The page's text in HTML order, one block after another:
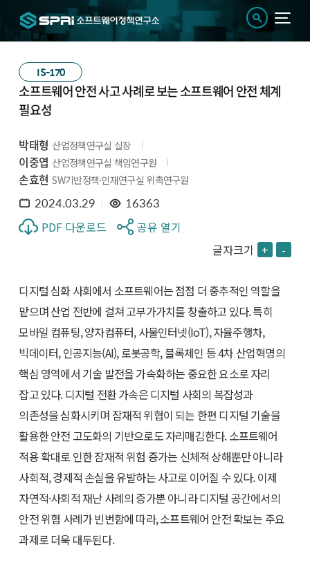
IS-170
소프트웨어 안전 사고 사례로 보는 소프트웨어 안전 체계
필요성
박태형 산업정책연구실 실장
이중엽 산업정책연구실 책임연구원
손효현 SW기반정책·인재연구실 위촉연구원
2024.03.29 16363
PDF 다운로드
공유 열기
글자크기 + -
디지털 심화 사회에서 소프트웨어는 점점 더 중추적인 역할을
맡으며 산업 전반에 걸쳐 고부가가치를 창출하고 있다. 특히
모바일 컴퓨팅, 양자컴퓨터, 사물인터넷(IoT), 자율주행차,
빅데이터, 인공지능(AI), 로봇공학, 블록체인 등 4차 산업혁명의
핵심 영역에서 기술 발전을 가속화하는 중요한 요소로 자리
잡고 있다. 디지털 전환 가속은 디지털 사회의 복잡성과
의존성을 심화시키며 잠재적 위협이 되는 한편 디지털 기술을
활용한 안전 고도화의 기반으로도 자리매김한다. 소프트웨어
적용 확대로 인한 잠재적 위험 증가는 신체적 상해뿐만 아니라
사회적, 경제적 손실을 유발하는 사고로 이어질 수 있다. 이제
자연적·사회적 재난 사례의 증가뿐 아니라 디지털 공간에서의
안전 위협 사례가 빈번함에 따라, 소프트웨어 안전 확보는 주요
과제로 더욱 대두된다.